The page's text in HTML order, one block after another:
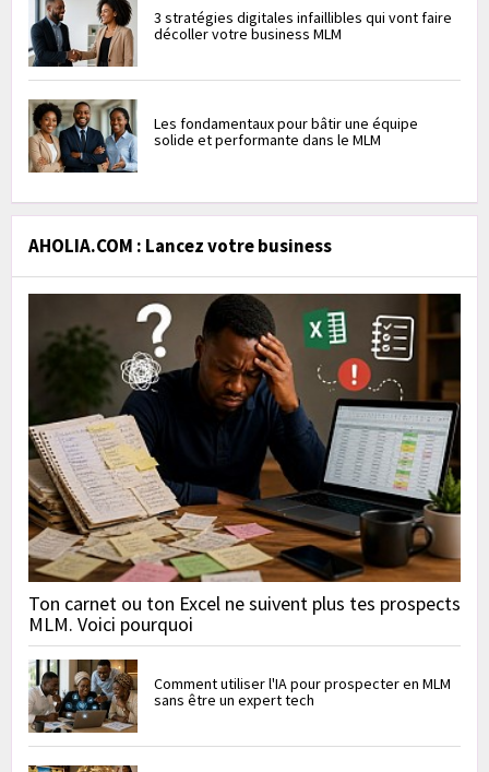
3 stratégies digitales infaillibles qui vont faire
décoller votre business MLM
Les fondamentaux pour bâtir une équipe
solide et performante dans le MLM
AHOLIA.COM : Lancez votre business
Ton carnet ou ton Excel ne suivent plus tes prospects
MLM. Voici pourquoi
Comment utiliser l'IA pour prospecter en MLM
sans être un expert tech